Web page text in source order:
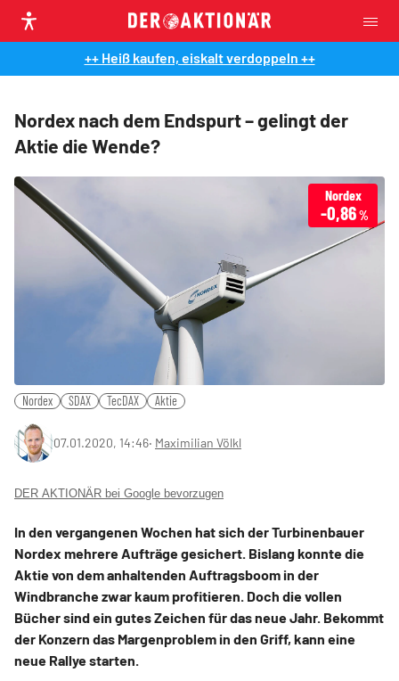
++ Heiß kaufen, eiskalt verdoppeln ++
Nordex nach dem Endspurt – gelingt der
Aktie die Wende?
Nordex
-0,86%
Nordex SDAX TecDAX Aktie
07.01.2020, 14:46‧ Maximilian Völkl
DER AKTIONÄR bei Google bevorzugen
In den vergangenen Wochen hat sich der Turbinenbauer
Nordex mehrere Aufträge gesichert. Bislang konnte die
Aktie von dem anhaltenden Auftragsboom in der
Windbranche zwar kaum profitieren. Doch die vollen
Bücher sind ein gutes Zeichen für das neue Jahr. Bekommt
der Konzern das Margenproblem in den Griff, kann eine
neue Rallye starten.